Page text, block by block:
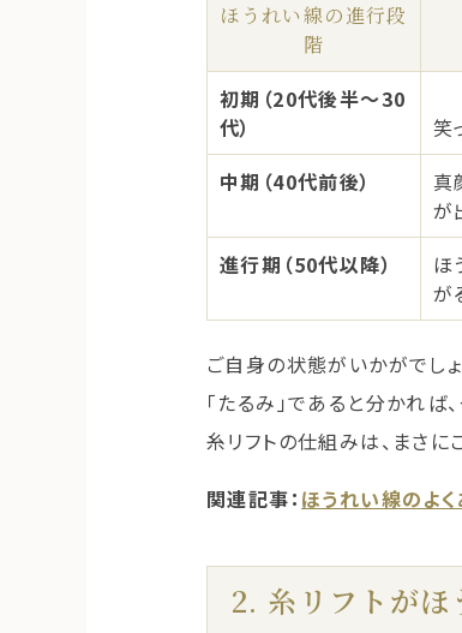
ほうれい線の進行段
階
初期（20代後半〜30
代）
笑
中期（40代前後）
真
が
進行期（50代以降）
ほ
が
ご自身の状態がいかがでし
「たるみ」であると分かれ
糸リフトの仕組みは、まさ
関連記事： ほうれい線のよ
2. 糸リフトがほ